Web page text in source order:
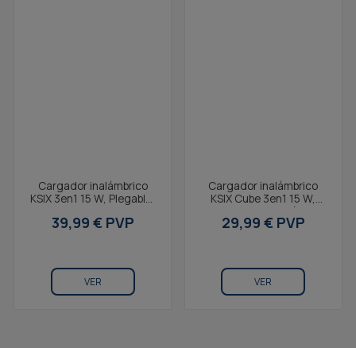
Cargador inalámbrico
KSIX 3en1 15 W, Plegable,
Carga rápida, Para...
39,99 € PVP
VER
Cargador inalámbrico
KSIX Cube 3en1 15 W,
Plegable, Carga rápida,
Compatible MagSafe y...
29,99 € PVP
VER